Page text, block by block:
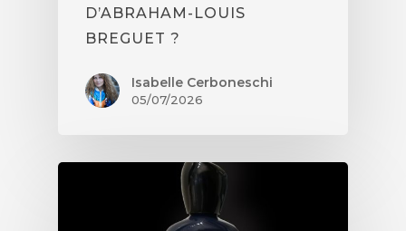
D’ABRAHAM-LOUIS
BREGUET ?
Isabelle Cerboneschi
05/07/2026